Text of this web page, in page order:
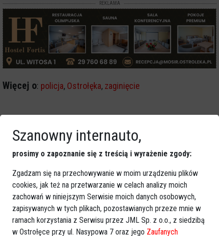
REKLAMA
Więcej o: policja, Ostrołęka, zaginięcie
Szanowny internauto,
prosimy o zapoznanie się z treścią i wyrażenie zgody:
Zgadzam się na przechowywanie w moim urządzeniu plików
cookies, jak też na przetwarzanie w celach analizy moich
zachowań w niniejszym Serwisie moich danych osobowych,
zapisywanych w tych plikach, pozostawianych przeze mnie w
ramach korzystania z Serwisu przez JML Sp. z o.o., z siedzibą
w Ostrołęce przy ul. Nasypowa 7 oraz jego Zaufanych